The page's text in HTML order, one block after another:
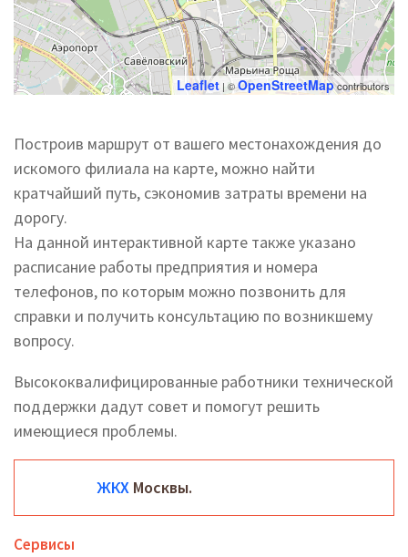
Leaflet | ©OpenStreetMapcontributors
Построив маршрут от вашего местонахождения до
искомого филиала на карте, можно найти
кратчайший путь, сэкономив затраты времени на
дорогу.
На данной интерактивной карте также указано
расписание работы предприятия и номера
телефонов, по которым можно позвонить для
справки и получить консультацию по возникшему
вопросу.
Высококвалифицированные работники технической
поддержки дадут совет и помогут решить
имеющиеся проблемы.
ЖКХ Москвы.
Сервисы